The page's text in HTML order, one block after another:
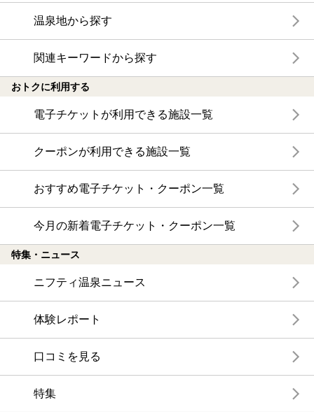
温泉地から探す
関連キーワードから探す
おトクに利用する
電子チケットが利用できる施設一覧
クーポンが利用できる施設一覧
おすすめ電子チケット・クーポン一覧
今月の新着電子チケット・クーポン一覧
特集・ニュース
ニフティ温泉ニュース
体験レポート
口コミを見る
特集